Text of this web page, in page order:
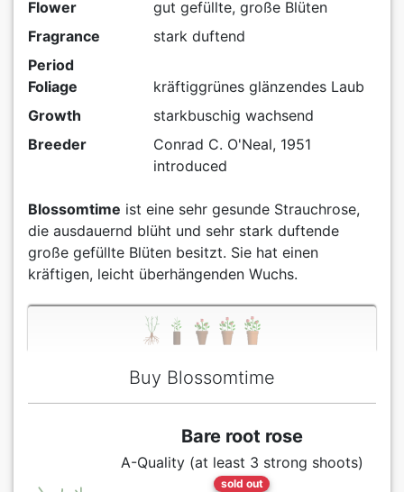
Flower
gut gefüllte, große Blüten
Fragrance
stark duftend
Period
Foliage
kräftiggrünes glänzendes Laub
Growth
starkbuschig wachsend
Breeder
Conrad C. O'Neal, 1951
introduced
Blossomtime ist eine sehr gesunde Strauchrose,
die ausdauernd blüht und sehr stark duftende
große gefüllte Blüten besitzt. Sie hat einen
kräftigen, leicht überhängenden Wuchs.
Buy Blossomtime
Bare root rose
A-Quality (at least 3 strong shoots)
sold out